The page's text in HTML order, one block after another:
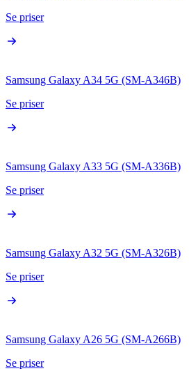
Se priser
Samsung Galaxy A34 5G (SM-A346B)
Se priser
Samsung Galaxy A33 5G (SM-A336B)
Se priser
Samsung Galaxy A32 5G (SM-A326B)
Se priser
Samsung Galaxy A26 5G (SM-A266B)
Se priser